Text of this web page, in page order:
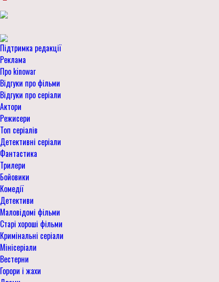
Підтримка редакції
Реклама
Про kinowar
Відгуки про фільми
Відгуки про серіали
Актори
Режисери
Топ серіалів
Детективні серіали
Фантастика
Трилери
Бойовики
Комедії
Детективи
Маловідомі фільми
Старі хороші фільми
Кримінальні серіали
Мінісеріали
Вестерни
Горори і жахи